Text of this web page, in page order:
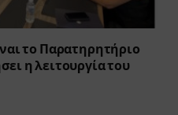
το Παρατηρητήριο
η λειτουργία του